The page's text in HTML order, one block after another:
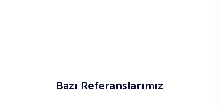
Bazı Referanslarımız